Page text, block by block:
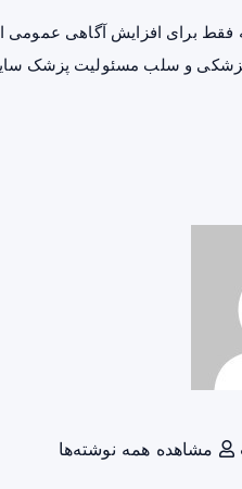
فقط برای افزایش آگاهی
و سلب مسئولیت پزشک
مشاهده همه نوشته‌ها